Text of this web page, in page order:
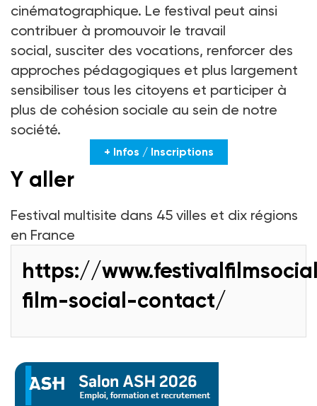
cinématographique. Le festival peut ainsi
contribuer à promouvoir le travail
social, susciter des vocations, renforcer des
approches pédagogiques et plus largement
sensibiliser tous les citoyens et participer à
plus de cohésion sociale au sein de notre
société.
+ Infos / Inscriptions
Y aller
Festival multisite dans 45 villes et dix régions
en France
https://
film-social-contact/